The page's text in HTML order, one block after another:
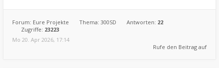
Forum: Eure Projekte Thema: 300SD Antworten: 22
Zugriffe: 23223
Mo 20. Apr 2026, 17:14
Rufe den Beitrag auf